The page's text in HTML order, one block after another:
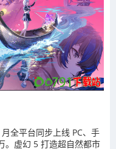
全平台同步上线 PC、手
。虚幻 5 打造超自然都市